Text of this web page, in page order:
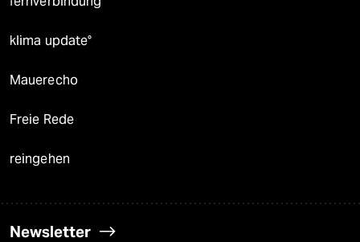
klima update°
Mauerecho
Freie Rede
reingehen
Newsletter